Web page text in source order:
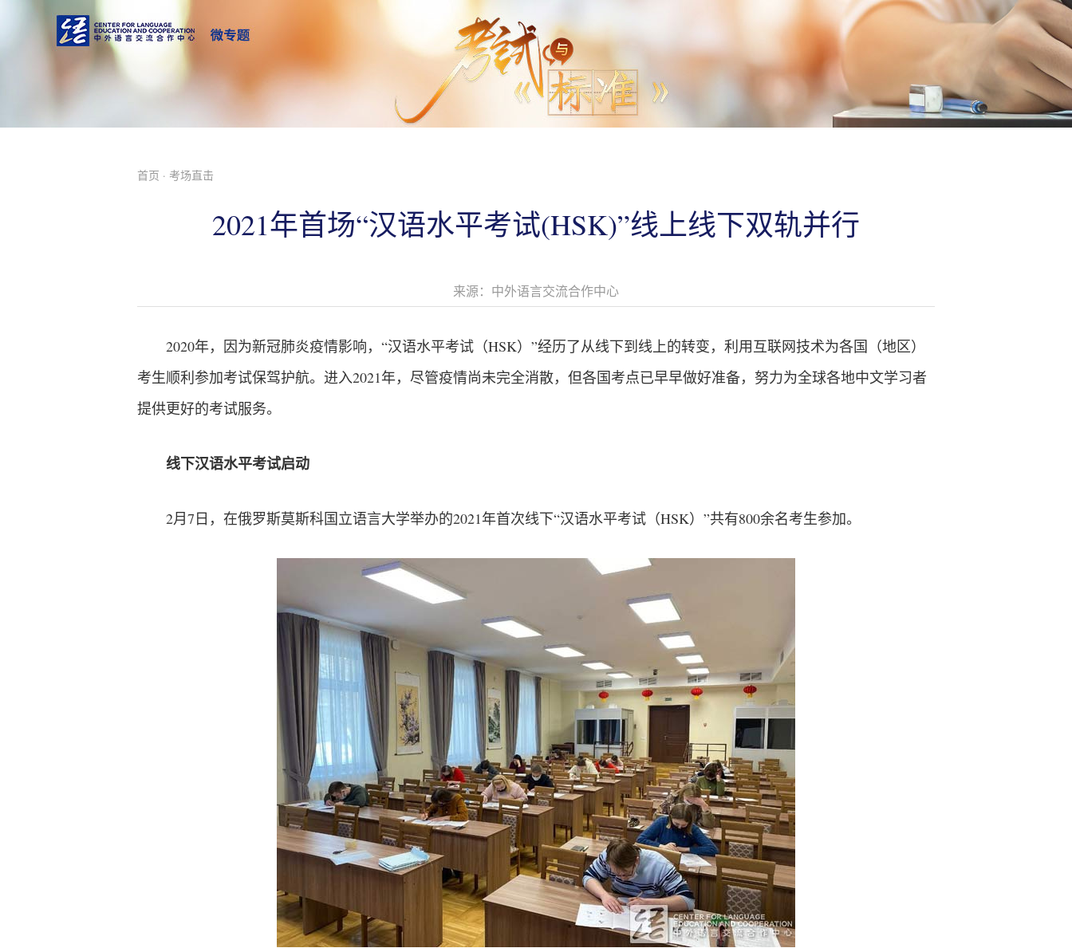
首页 · 考场直击
2021年首场“汉语水平考试(HSK)”线上线下双轨并行
来源：中外语言交流合作中心
2020年，因为新冠肺炎疫情影响，“汉语水平考试（HSK）”经历了从线下到线上的转变，利用互联网技术为各国（地区）
考生顺利参加考试保驾护航。进入2021年，尽管疫情尚未完全消散，但各国考点已早早做好准备，努力为全球各地中文学习者
提供更好的考试服务。
线下汉语水平考试启动
2月7日，在俄罗斯莫斯科国立语言大学举办的2021年首次线下“汉语水平考试（HSK）”共有800余名考生参加。